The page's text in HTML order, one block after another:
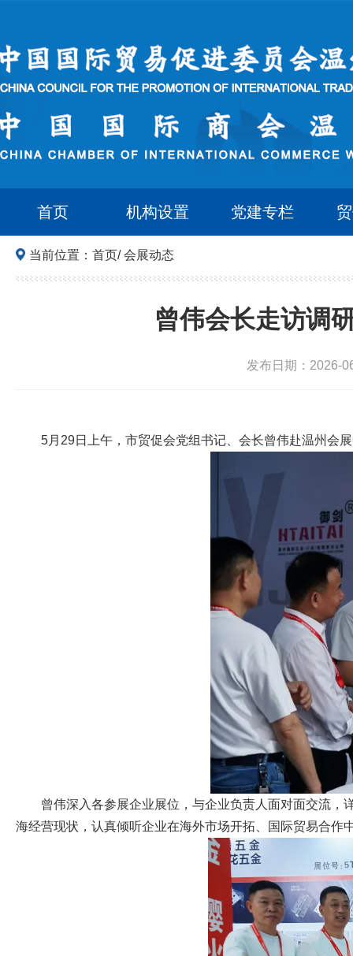
首页 机构设置 党建专栏
当前位置： 首页/会展动态
曾伟会长走访调
发布日期：2026-
5月29日上午，市贸促会党组书记、会长曾伟赴温州会
曾伟深入各参展企业展位，与企业负责人面对面交流
海经营现状，认真倾听企业在海外市场开拓、国际贸易合